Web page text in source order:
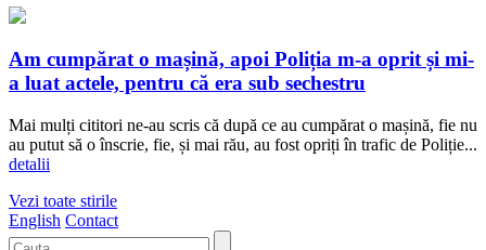
Am cumpărat o mașină, apoi Poliția m-a oprit și mi-
a luat actele, pentru că era sub sechestru
Mai mulți cititori ne-au scris că după ce au cumpărat o mașină, fie nu
au putut să o înscrie, fie, și mai rău, au fost opriți în trafic de Poliție...
detalii
Vezi toate stirile
English Contact